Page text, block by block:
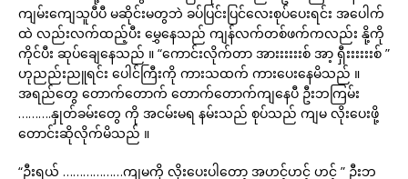
ကျမ်းကျေသူပီပီ မဆိုင်းမတွဘဲ ခပ်ပြင်းပြင်လေးစုပ်ပေးရင်း အပေါက်
ထဲ လည်းလက်ထည့်ပီး မွှေနေသည် ကျန်လက်တစ်ဖက်ကလည်း နို့ကို
ကိုင်ပီး ဆုပ်ချေနေသည် ။ “ကောင်းလိုက်တာ အားးးးးးစ် အာ့ ရှီးးးးးးစ် ”
ဟုညည်းညူရင်း ပေါင်ကြီးကို ကားသထက် ကားပေးနေမိသည် ။
အရည်တွေ တောက်တောက် တောက်တောက်ကျနေပီ ဦးဘကြမ်း
……….နှုတ်ခမ်းတွေ ကို အငမ်းမရ နမ်းသည် စုပ်သည် ကျမ လိုးပေးဖို့
တောင်းဆိုလိုက်မိသည် ။
“ဦးရယ် ………………ကျမကို လိုးပေးပါတော့ အဟင့်ဟင့် ဟင့် ” ဦးဘ